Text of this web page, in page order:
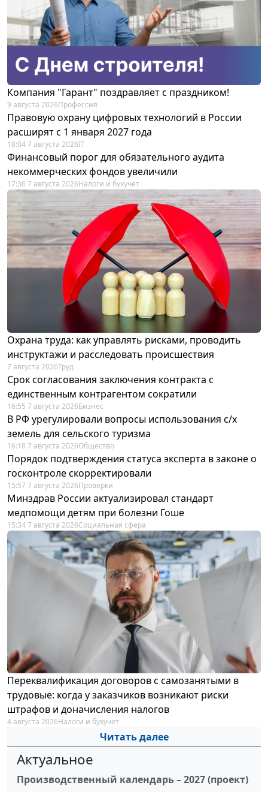
Компания "Гарант" поздравляет с праздником!
9 августа 2026Профессия
Правовую охрану цифровых технологий в России
расширят с 1 января 2027 года
18:04 7 августа 2026IT
Финансовый порог для обязательного аудита
некоммерческих фондов увеличили
17:36 7 августа 2026Налоги и бухучет
Охрана труда: как управлять рисками, проводить
инструктажи и расследовать происшествия
7 августа 2026Труд
Срок согласования заключения контракта с
единственным контрагентом сократили
16:55 7 августа 2026Бизнес
В РФ урегулировали вопросы использования с/х
земель для сельского туризма
16:18 7 августа 2026Общество
Порядок подтверждения статуса эксперта в законе о
госконтроле скорректировали
15:57 7 августа 2026Проверки
Минздрав России актуализировал стандарт
медпомощи детям при болезни Гоше
15:34 7 августа 2026Социальная сфера
Переквалификация договоров с самозанятыми в
трудовые: когда у заказчиков возникают риски
штрафов и доначисления налогов
4 августа 2026Налоги и бухучет
Читать далее
Актуальное
Производственный календарь – 2027 (проект)